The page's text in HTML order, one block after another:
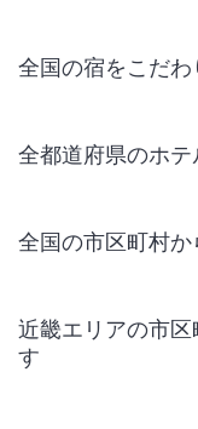
全国の宿をこだ
全都道府県のホ
全国の市区町村
近畿エリアの市
す